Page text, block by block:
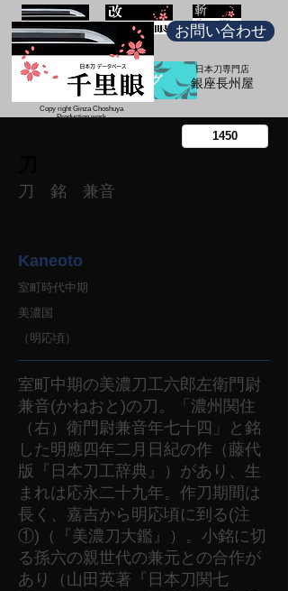
ブログ
お問い合わせ
日本刀専門店
​銀座長州屋
Copy right Ginza Choshuya
Production work
刀 銘 兼音
Kaneoto
室町時代中期
美濃国
（明応頃）
室町中期の美濃刀工六郎左衛門尉
兼音(かねおと)の刀。「濃州関住
（右）衛門尉兼音年七十四」と銘
した明應四年二月日紀の作（藤代
版『日本刀工辞典』）があり、生
まれは応永二十九年。作刀期間は
長く、嘉吉から明応頃に到る(注
①)（『美濃刀大鑑』）。小銘に切
る孫六の親世代の兼元との合作が
あり（山田英著『日本刀関七